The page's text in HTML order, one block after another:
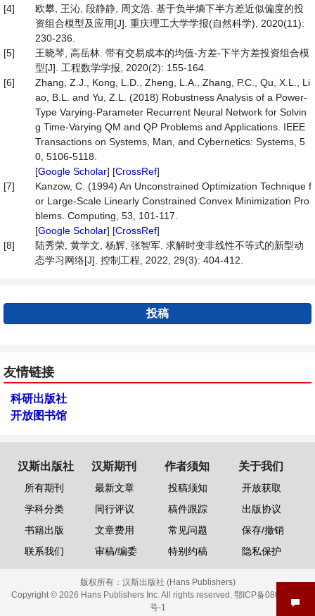
[4]
欧攀, 王沁, 段静静, 周文浩. 基于负半熵下半方差近似偏度的投
资组合模型及应用[J]. 重庆理工大学学报(自然科学), 2020(11):
230-236.
[5]
王晓琴, 高岳林. 带有交易成本的均值-方差-下半方差投资组合模
型[J]. 工程数学学报, 2020(2): 155-164.
[6]
Zhang, Z.J., Kong, L.D., Zheng, L.A., Zhang, P.C., Qu, X.L., Li
ao, B.L. and Yu, Z.L. (2018) Robustness Analysis of a Power-
Type Varying-Parameter Recurrent Neural Network for Solvin
g Time-Varying QM and QP Problems and Applications. IEEE
Transactions on Systems, Man, and Cybernetics: Systems, 5
0, 5106-5118.
[Google Scholar] [CrossRef]
[7]
Kanzow, C. (1994) An Unconstrained Optimization Technique f
or Large-Scale Linearly Constrained Convex Minimization Pro
blems. Computing, 53, 101-117.
[Google Scholar] [CrossRef]
[8]
陆秀荣, 黄学文, 杨辉, 张智军. 求解时变非线性不等式的新型动
态学习网络[J]. 控制工程, 2022, 29(3): 404-412.
投稿
友情链接
科研出版社
开放图书馆
汉斯出版社
所有期刊
学科分类
书籍出版
联系我们
汉斯期刊
最新文章
同行评议
文章费用
审稿/编委
作者须知
投稿须知
稿件跟踪
常见问题
特别约稿
关于我们
开放获取
出版协议
保存/撤销
隐私保护
版权所有： 汉斯出版社 (Hans Publishers)
Copyright © 2026 Hans Publishers Inc. All rights reserved. 鄂ICP备08006613
号-1